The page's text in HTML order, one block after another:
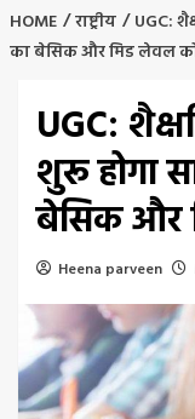
HOME राष्ट्रीय
UGC:
का बेसिक और मिड लेवल
UGC:
शुरू होगा
बेसिक और
Heena parveen